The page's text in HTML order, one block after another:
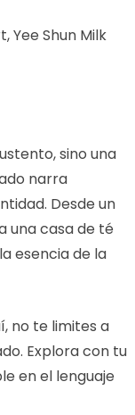
Yee Shun Milk
sino una
narra
Desde un
una casa de té
esencia de la
no te limites a
Explora con tu
en el lenguaje